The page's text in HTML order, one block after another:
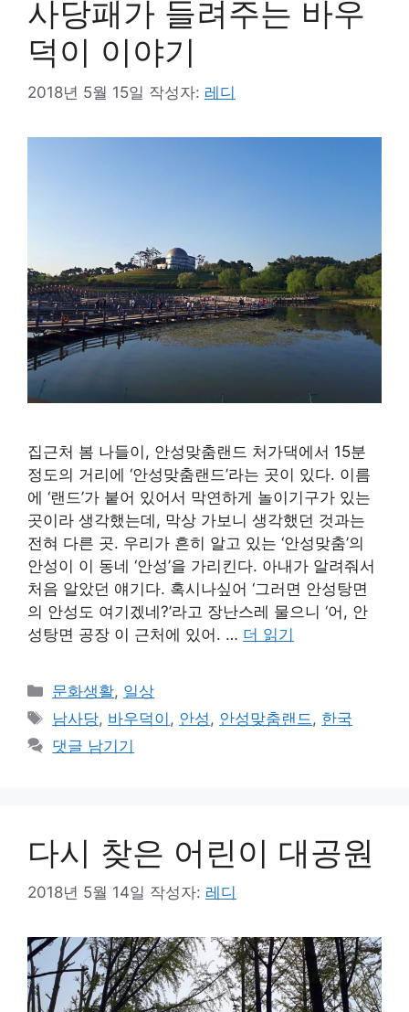
사당패가 들려주는 바우
덕이 이야기
2018년 5월 15일 작성자: 레디
집근처 봄 나들이, 안성맞춤랜드 처가댁에서 15분
정도의 거리에 ‘안성맞춤랜드’라는 곳이 있다. 이름
에 ‘랜드’가 붙어 있어서 막연하게 놀이기구가 있는
곳이라 생각했는데, 막상 가보니 생각했던 것과는
전혀 다른 곳. 우리가 흔히 알고 있는 ‘안성맞춤’의
안성이 이 동네 ‘안성’을 가리킨다. 아내가 알려줘서
처음 알았던 얘기다. 혹시나싶어 ‘그러면 안성탕면
의 안성도 여기겠네?’라고 장난스레 물으니 ‘어, 안
성탕면 공장 이 근처에 있어. … 더 읽기
카
테
고
리
문화생활, 일상
태
그
남사당, 바우덕이 , 안성 , 안성맞춤랜드 , 한국
댓글 남기기
다시 찾은 어린이 대공원
2018년 5월 14일 작성자: 레디